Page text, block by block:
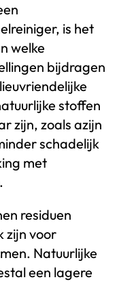
is het
welke
bijdragen
stoffen
zijn, zoals azijn
schadelijk
met
residuen
zijn voor
Natuurlijke
een lagere